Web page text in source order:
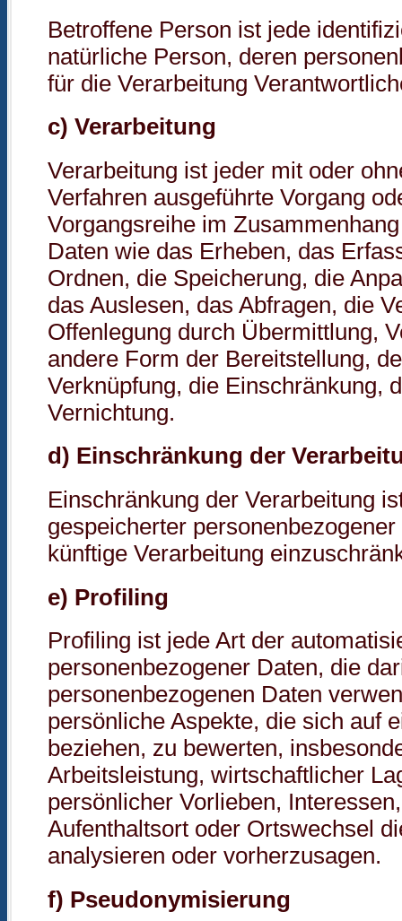
Betroffene Person ist jede
natürliche Person, deren
für die Verarbeitung
c) Verarbeitung
Verarbeitung ist jeder mit oder
Verfahren ausgeführte Vorgang
Vorgangsreihe im
Daten wie das Erheben, das
Ordnen, die Speicherung, die
das Auslesen, das Abfragen, die
Offenlegung durch Übermittlung,
andere Form der Bereitstellung,
Verknüpfung, die Einschränkung,
Vernichtung.
d) Einschränkung der
Einschränkung der Verarbeitung
gespeicherter
künftige Verarbeitung
e) Profiling
Profiling ist jede Art der
personenbezogener Daten, die
personenbezogenen Daten
persönliche Aspekte, die sich auf
beziehen, zu bewerten,
Arbeitsleistung, wirtschaftlicher
persönlicher Vorlieben,
Aufenthaltsort oder Ortswechsel
analysieren oder vorherzusagen.
f) Pseudonymisierung